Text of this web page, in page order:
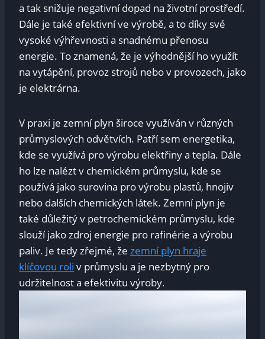
a tak⁣ snižuje negativní dopad na životní prostředí.
Dále je také efektivní ‌ve výrobě, ⁢a to⁤ díky své
vysoké⁢ výhřevnosti a snadnému ​přenosu‌
energie. To znamená, že je výhodnější ho využít‍
na vytápění, provoz strojů nebo ‌v provozech, ⁣jako
je elektrárna.
V praxi je zemní plyn široce ⁣využíván v různých
‍průmyslových ⁣odvětvích. Patří sem⁢ energetika,
⁤kde se využívá pro výrobu elektřiny a tepla. Dále
⁣ho lze ‌nalézt v chemickém průmyslu, kde se
používá jako​ surovina pro výrobu plastů, hnojiv
nebo dalších chemických látek.⁤ Zemní⁤ plyn je
také⁤ důležitý v petrochemickém průmyslu, ⁤kde⁢
slouží jako zdroj energie pro rafinérie ⁤a výrobu​
paliv. Je tedy zřejmé, že zemní ​plyn hraje‌
klíčovou roli v průmyslu a je nezbytný pro
‌udržitelnost a efektivitu výroby.